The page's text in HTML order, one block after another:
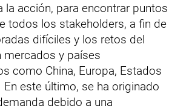
la acción, para encontrar puntos
todos los stakeholders, a fin de
difíciles y los retos del
mercados y países
como China, Europa, Estados
En este último, se ha originado
debido a una